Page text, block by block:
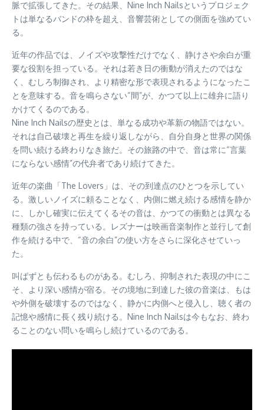
脈で拡張してきた。その結果、Nine Inch Nailsというプロジェク
トは単なるバンドの枠を超え、音響芸術としての側面を強めてい
る。
近年の作品では、ノイズや攻撃性だけでなく、静けさや余白が重
要な役割を担っている。それは若き日の衝動が消えたのではな
く、むしろ制御され、より精密な形で表現されるようになったこ
とを意味する。音を鳴らさない“間”が、かつて以上に雄弁に語り
かけてくるのである。
Nine Inch Nailsの歴史とは、単なる成功や革新の物語ではない。
それは自己破壊と再生を繰り返しながら、自分自身と世界の関係
を問い続ける終わりなき旅だ。その旅路の中で、音は常に“言葉
にならない感情”の代弁者であり続けてきた。
近年の楽曲「The Lovers」は、その到達点のひとつを示してい
る。激しいノイズに頼ることなく、内側に燃え続ける感情を静か
に、しかし確実に伝えてくるその音は、かつての衝動とは異なる
種類の強さを持っている。レズナーは映画音楽制作と並行して創
作を続ける中で、“音の余白”の使い方をさらに深化させていっ
た。
叫ばずとも伝わるものがある。むしろ、抑制された表現の中にこ
そ、より深い感情が宿る。その境地に到達した彼の音楽は、もは
や外側を破壊するのではなく、静かに内側へと侵入し、聴く者の
記憶や感情に長く残り続ける。Nine Inch Nailsは今もなお、終わ
ることのない問いを鳴らし続けているのである。